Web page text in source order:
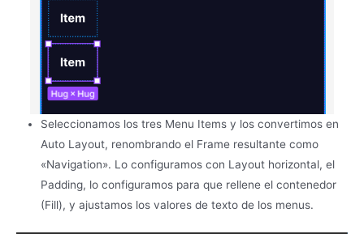
Seleccionamos los tres Menu Items y los convertimos en
Auto Layout, renombrando el Frame resultante como
«Navigation». Lo configuramos con Layout horizontal, el
Padding, lo configuramos para que rellene el contenedor
(Fill), y ajustamos los valores de texto de los menus.